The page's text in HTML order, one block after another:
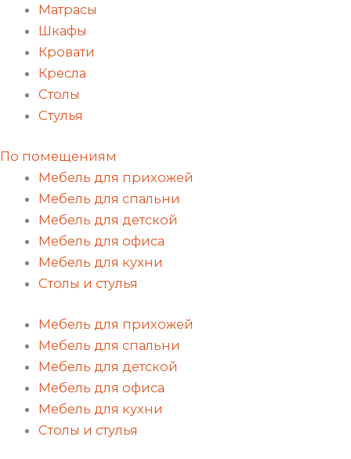
Матрасы
Шкафы
Кровати
Кресла
Столы
Стулья
По помещениям
Мебель для прихожей
Мебель для спальни
Мебель для детской
Мебель для офиса
Мебель для кухни
Столы и стулья
Мебель для прихожей
Мебель для спальни
Мебель для детской
Мебель для офиса
Мебель для кухни
Столы и стулья